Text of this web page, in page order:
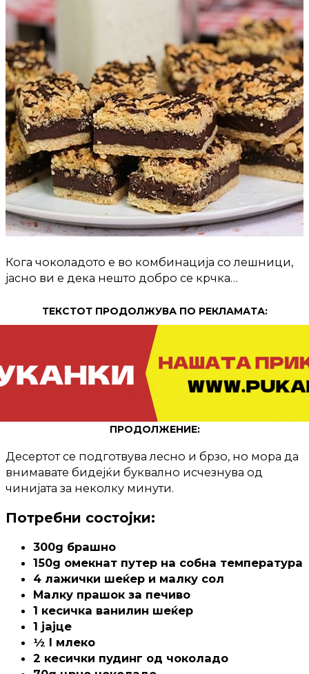
Кога чоколадото е во комбинација со лешници,
јасно ви е дека нешто добро се крчка…
ТЕКСТОТ ПРОДОЛЖУВА ПО РЕКЛАМАТА:
ПРОДОЛЖЕНИЕ:
Десертот се подготвува лесно и брзо, но мора да
внимавате бидејќи буквално исчезнува од
чинијата за неколку минути.
Потребни состојки:
300g брашно
150g омекнат путер на собна температура
4 лажички шеќер и малку сол
Малку прашок за печиво
1 кесичка ванилин шеќер
1 јајце
½ l млеко
2 кесички пудинг од чоколадо